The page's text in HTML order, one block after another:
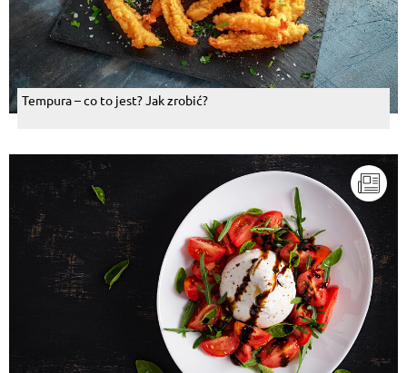
Tempura – co to jest? Jak zrobić?